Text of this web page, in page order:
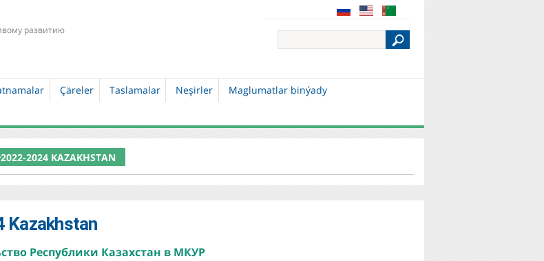
развитию
c
h
Çäreler Taslamalar Neşirler
Maglumatlar binýady
2022-2024 KAZAKHSTAN
Kazakhstan
Республики Казахстан в МКУР